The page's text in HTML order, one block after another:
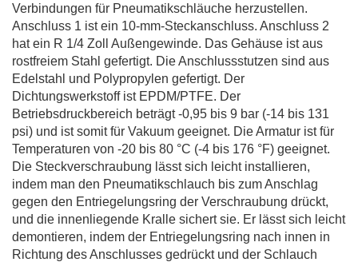
Verbindungen für Pneumatikschläuche herzustellen.
Anschluss 1 ist ein 10-mm-Steckanschluss. Anschluss 2
hat ein R 1/4 Zoll Außengewinde. Das Gehäuse ist aus
rostfreiem Stahl gefertigt. Die Anschlussstutzen sind aus
Edelstahl und Polypropylen gefertigt. Der
Dichtungswerkstoff ist EPDM/PTFE. Der
Betriebsdruckbereich beträgt -0,95 bis 9 bar (-14 bis 131
psi) und ist somit für Vakuum geeignet. Die Armatur ist für
Temperaturen von -20 bis 80 °C (-4 bis 176 °F) geeignet.
Die Steckverschraubung lässt sich leicht installieren,
indem man den Pneumatikschlauch bis zum Anschlag
gegen den Entriegelungsring der Verschraubung drückt,
und die innenliegende Kralle sichert sie. Er lässt sich leicht
demontieren, indem der Entriegelungsring nach innen in
Richtung des Anschlusses gedrückt und der Schlauch